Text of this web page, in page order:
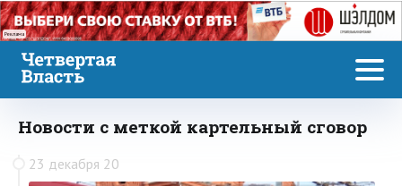
Реклама
Новости с меткой картельный сговор
23 декабря 20